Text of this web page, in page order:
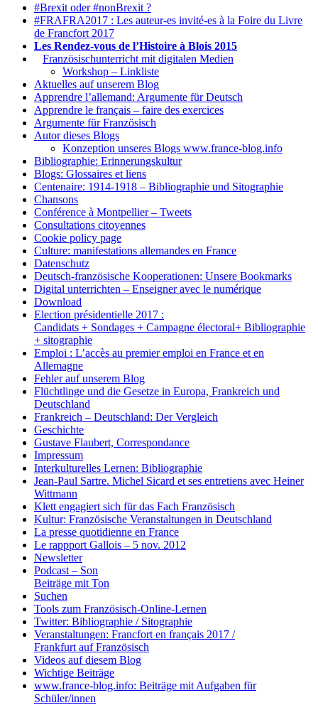
#Brexit oder #nonBrexit ?
#FRAFRA2017 : Les auteur-es invité-es à la Foire du Livre
de Francfort 2017
Les Rendez-vous de l’Histoire à Blois 2015
Französischunterricht mit digitalen Medien
Workshop – Linkliste
Aktuelles auf unserem Blog
Apprendre l’allemand: Argumente für Deutsch
Apprendre le français – faire des exercices
Argumente für Französisch
Autor dieses Blogs
Konzeption unseres Blogs www.france-blog.info
Bibliographie: Erinnerungskultur
Blogs: Glossaires et liens
Centenaire: 1914-1918 – Bibliographie und Sitographie
Chansons
Conférence à Montpellier – Tweets
Consultations citoyennes
Cookie policy page
Culture: manifestations allemandes en France
Datenschutz
Deutsch-französische Kooperationen: Unsere Bookmarks
Digital unterrichten – Enseigner avec le numérique
Download
Election présidentielle 2017 :
Candidats + Sondages + Campagne électoral+ Bibliographie
+ sitographie
Emploi : L’accès au premier emploi en France et en
Allemagne
Fehler auf unserem Blog
Flüchtlinge und die Gesetze in Europa, Frankreich und
Deutschland
Frankreich – Deutschland: Der Vergleich
Geschichte
Gustave Flaubert, Correspondance
Impressum
Interkulturelles Lernen: Bibliographie
Jean-Paul Sartre. Michel Sicard et ses entretiens avec Heiner
Wittmann
Klett engagiert sich für das Fach Französisch
Kultur: Französische Veranstaltungen in Deutschland
La presse quotidienne en France
Le rappport Gallois – 5 nov. 2012
Newsletter
Podcast – Son
Beiträge mit Ton
Suchen
Tools zum Französisch-Online-Lernen
Twitter: Bibliographie / Sitographie
Veranstaltungen: Francfort en français 2017 /
Frankfurt auf Französisch
Videos auf diesem Blog
Wichtige Beiträge
www.france-blog.info: Beiträge mit Aufgaben für
Schüler/innen